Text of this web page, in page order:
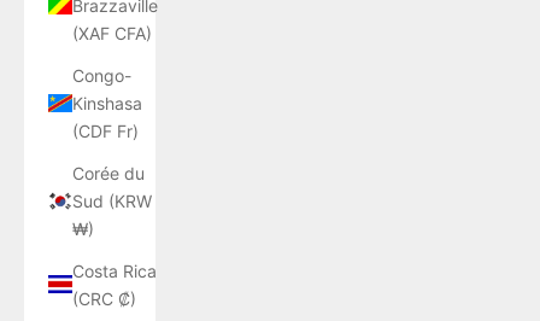
Brazzaville
(XAF CFA)
Congo-
Kinshasa
(CDF Fr)
Corée du
Sud (KRW
₩)
Costa Rica
(CRC ₡)